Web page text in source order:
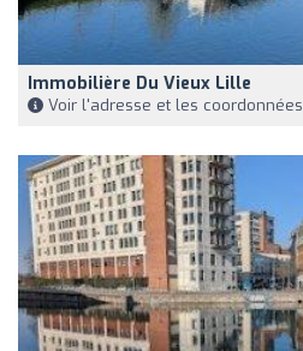
Immobilière Du Vieux Lille
Voir l'adresse et les coordonnées